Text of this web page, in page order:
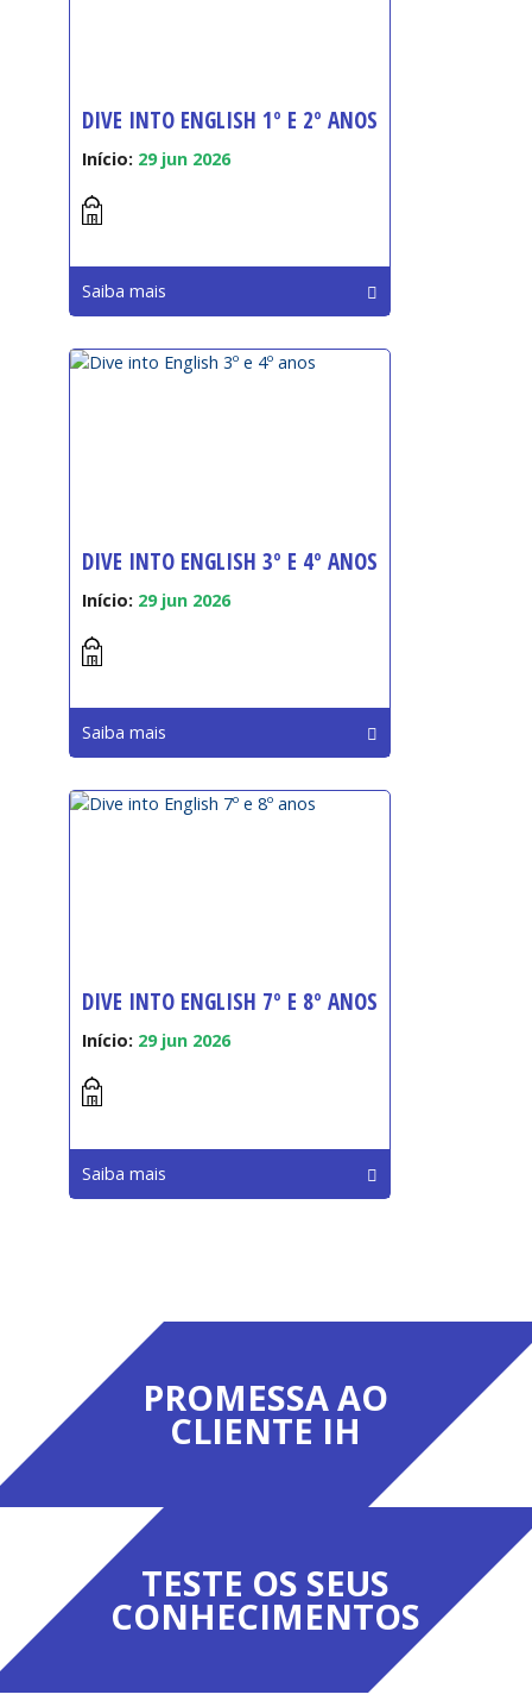
DIVE INTO ENGLISH 1º E 2º ANOS
Início: 29 jun 2026
Saiba mais
DIVE INTO ENGLISH 3º E 4º ANOS
Início: 29 jun 2026
Saiba mais
DIVE INTO ENGLISH 7º E 8º ANOS
Início: 29 jun 2026
Saiba mais
PROMESSA AO
CLIENTE IH
TESTE OS SEUS
CONHECIMENTOS